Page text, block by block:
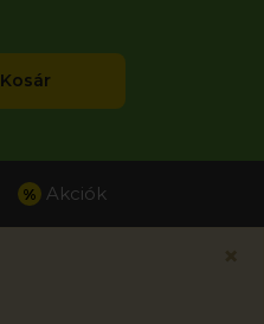
Kosár
% Akciók